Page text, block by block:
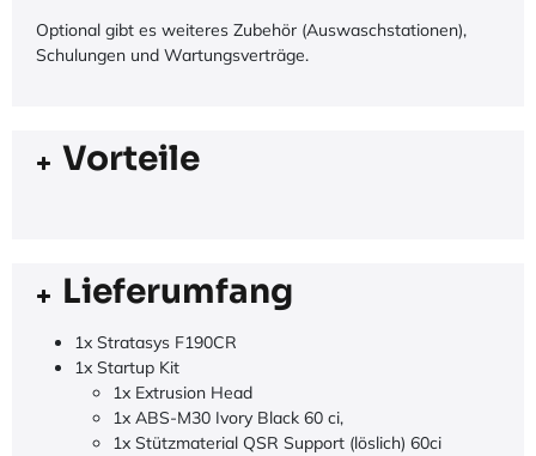
Optional gibt es weiteres Zubehör (Auswaschstationen),
Schulungen und Wartungsverträge.
Vorteile
Lieferumfang
1x Stratasys F190CR
1x Startup Kit
1x Extrusion Head
1x ABS-M30 Ivory Black 60 ci,
1x Stützmaterial QSR Support (löslich) 60ci